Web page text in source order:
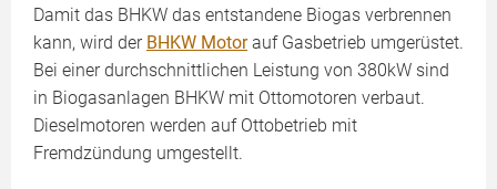
Damit das BHKW das entstandene Biogas verbrennen
kann, wird der BHKW Motorauf Gasbetrieb umgerüstet.
Bei einer durchschnittlichen Leistung von 380kW sind
in Biogasanlagen BHKW mit Ottomotoren verbaut.
Dieselmotoren werden auf Ottobetrieb mit
Fremdzündung umgestellt.